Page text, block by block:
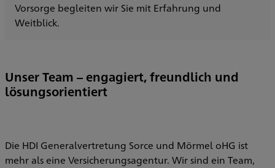
Vorsorge begleiten wir Sie mit Erfahrung und
Weitblick.
Unser Team – engagiert, freundlich und
lösungsorientiert
Die HDI Generalvertretung Sorce und Mörmel oHG ist
mehr als eine Versicherungsagentur. Wir sind ein Team,